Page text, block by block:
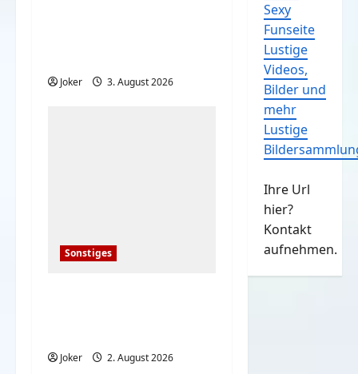
Joker 3. August 2026
Sonstiges
Joker 2. August 2026
Sexy
Funseite
Lustige
Videos,
Bilder und
mehr
Lustige
Ihre Url
hier?
Kontakt
aufnehmen.